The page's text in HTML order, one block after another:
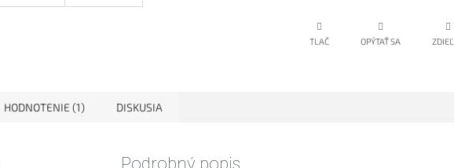
TLAČ OPÝTAŤ SA
HODNOTENIE (1) DISKUSIA
Podrobný popis